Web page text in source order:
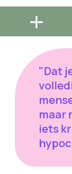
"Dat
maar
iets